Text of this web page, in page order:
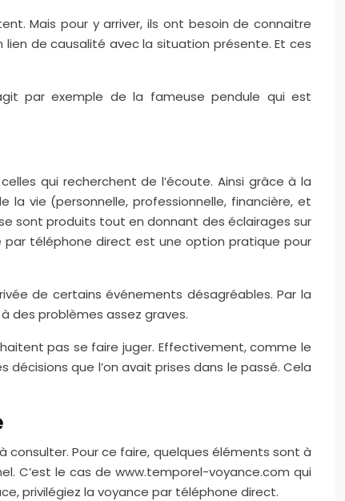
Mais pour y arriver, ils ont besoin de connaitre
de causalité avec la situation présente. Et ces
par exemple de la fameuse pendule qui est
qui recherchent de l’écoute. Ainsi grâce à la
vie (personnelle, professionnelle, financière, et
sont produits tout en donnant des éclairages sur
par téléphone direct est une option pratique pour
de certains événements désagréables. Par la
des problèmes assez graves.
pas se faire juger. Effectivement, comme le
que l’on avait prises dans le passé. Cela
consulter. Pour ce faire, quelques éléments sont à
C’est le cas de www.temporel-voyance.com qui
privilégiez la voyance par téléphone direct.